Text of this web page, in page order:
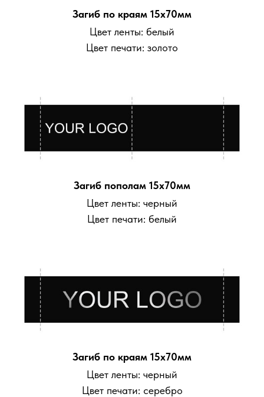
Загиб по краям 15х70мм
Цвет ленты: белый
Цвет печати: золото
Загиб пополам 15х70мм
Цвет ленты: черный
Цвет печати: белый
Загиб по краям 15х70мм
Цвет ленты: черный
Цвет печати: серебро